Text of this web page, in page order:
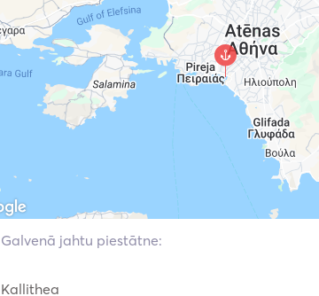
Galvenā jahtu piestātne:
Kallithea